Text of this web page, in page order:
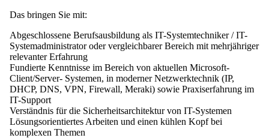
Das bringen Sie mit:
Abgeschlossene Berufsausbildung als IT-Systemtechniker / IT-
Systemadministrator oder vergleichbarer Bereich mit mehrjähriger
relevanter Erfahrung
Fundierte Kenntnisse im Bereich von aktuellen Microsoft-
Client/Server- Systemen, in moderner Netzwerktechnik (IP,
DHCP, DNS, VPN, Firewall, Meraki) sowie Praxiserfahrung im
IT-Support
Verständnis für die Sicherheitsarchitektur von IT-Systemen
Lösungsorientiertes Arbeiten und einen kühlen Kopf bei
komplexen Themen